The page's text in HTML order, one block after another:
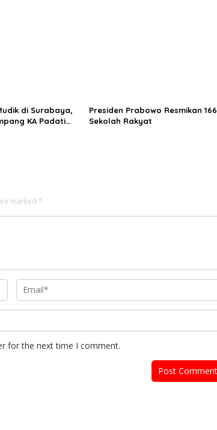
di Surabaya,
KA Padati
Presiden Prabowo Resmikan 166
Sekolah Rakyat
marked *
for the next time I comment.